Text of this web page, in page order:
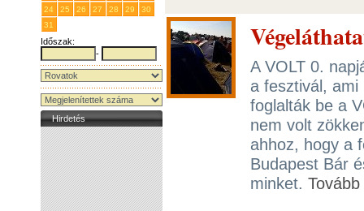
24
25 26 27 28 29
30
31
Időszak:
-
Hirdetés
A VOLT 0.
a fesztivál,
foglalták be a
nem volt
ahhoz, hogy a
Budapest Bár
minket. Tovább